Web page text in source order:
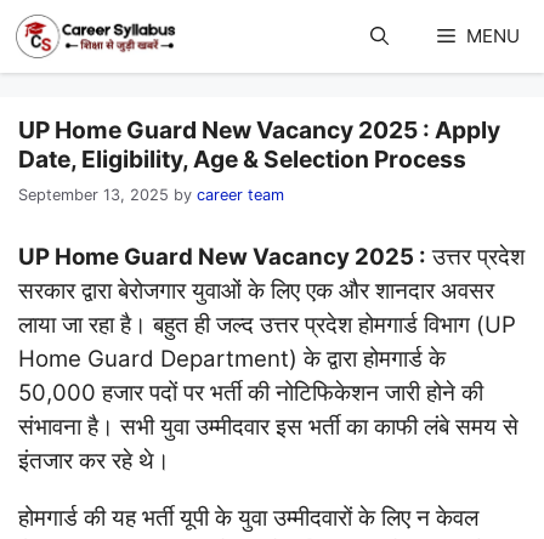
content
MENU
UP Home Guard New Vacancy 2025 : Apply
Date, Eligibility, Age & Selection Process
September 13, 2025 by career team
UP Home Guard New Vacancy 2025 : उत्तर प्रदेश
सरकार द्वारा बेरोजगार युवाओं के लिए एक और शानदार अवसर
लाया जा रहा है। बहुत ही जल्द उत्तर प्रदेश होमगार्ड विभाग (UP
Home Guard Department) के द्वारा होमगार्ड के
50,000 हजार पदों पर भर्ती की नोटिफिकेशन जारी होने की
संभावना है। सभी युवा उम्मीदवार इस भर्ती का काफी लंबे समय से
इंतजार कर रहे थे।
होमगार्ड की यह भर्ती यूपी के युवा उम्मीदवारों के लिए न केवल